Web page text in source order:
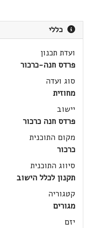
כללי
ועדת תכנון
פרדס חנה-כרכור
סוג ועדה
מחוזית
יישוב
פרדס חנה כרכור
מקום התוכנית
כרכור
סיווג התוכנית
תקנון לכלל הישוב
קטגוריה
מגורים
יזם